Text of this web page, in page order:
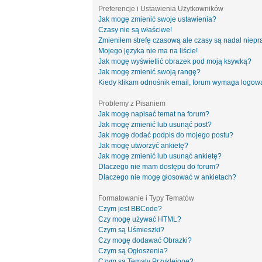
Preferencje i Ustawienia Użytkowników
Jak mogę zmienić swoje ustawienia?
Czasy nie są właściwe!
Zmieniłem strefę czasową ale czasy są nadal
Mojego języka nie ma na liście!
Jak mogę wyświetlić obrazek pod moją ksywką?
Jak mogę zmienić swoją rangę?
Kiedy klikam odnośnik email, forum wymaga
Problemy z Pisaniem
Jak mogę napisać temat na forum?
Jak mogę zmienić lub usunąć post?
Jak mogę dodać podpis do mojego postu?
Jak mogę utworzyć ankietę?
Jak mogę zmienić lub usunąć ankietę?
Dlaczego nie mam dostępu do forum?
Dlaczego nie mogę głosować w ankietach?
Formatowanie i Typy Tematów
Czym jest BBCode?
Czy mogę używać HTML?
Czym są Uśmieszki?
Czy mogę dodawać Obrazki?
Czym są Ogłoszenia?